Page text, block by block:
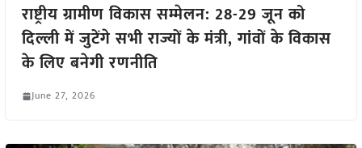
राष्ट्रीय ग्रामीण विकास सम्मेलन: 28-29 जून को
दिल्ली में जुटेंगे सभी राज्यों के मंत्री, गांवों के विकास
के लिए बनेगी रणनीति
June 27, 2026